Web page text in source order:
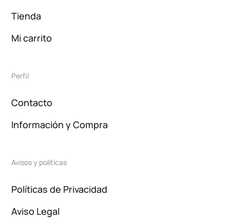
Tienda
Mi carrito
Perfil
Contacto
Información y Compra
Avisos y políticas
Políticas de Privacidad
Aviso Legal